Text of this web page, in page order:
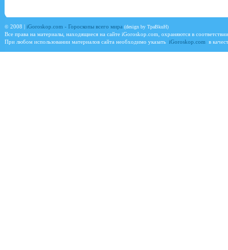
© 2008 | iGoroskop.com - Гороскопы всего мира (design by TpaBkuH)
Все права на материалы, находящиеся на сайте iGoroskop.com , охраняются в
При любом использовании материалов сайта необходимо указать iGoroskop.com в